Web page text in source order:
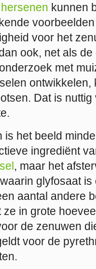
kunnen
voor het
ook, net als
met
ontwikkelen,
Dat is
het beeld
ingrediënt
, maar het
glyfosaat is
aantal andere
in grote
de zenuwen
voor de